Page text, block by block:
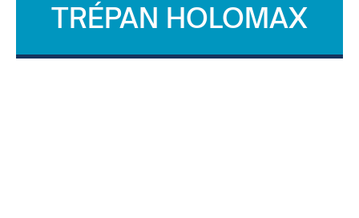
TRÉPAN HOLOMAX